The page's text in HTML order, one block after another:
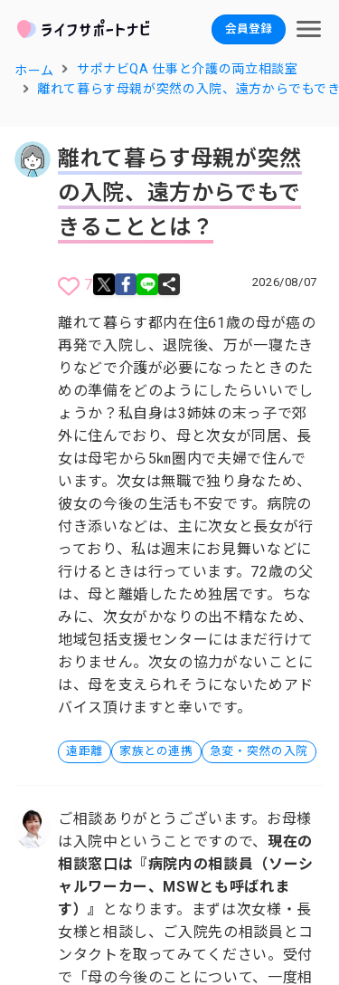
会員登録
ホーム
サポナビQA 仕事と介護の両立相談室
離れて暮らす母親が突然の入院、遠方からでもで
離れて暮らす母親が突然
の入院、遠方からでもで
きることとは？
7 2026/08/07
離れて暮らす都内在住61歳の母が癌の
再発で入院し、退院後、万が一寝たき
りなどで介護が必要になったときのた
めの準備をどのようにしたらいいでし
ょうか？私自身は3姉妹の末っ子で郊
外に住んでおり、母と次女が同居、長
女は母宅から5㎞圏内で夫婦で住んで
います。次女は無職で独り身なため、
彼女の今後の生活も不安です。病院の
付き添いなどは、主に次女と長女が行
っており、私は週末にお見舞いなどに
行けるときは行っています。72歳の父
は、母と離婚したため独居です。ちな
みに、次女がかなりの出不精なため、
地域包括支援センターにはまだ行けて
おりません。次女の協力がないことに
は、母を支えられそうにないためアド
バイス頂けますと幸いです。
遠距離 家族との連携 急変・突然の入院
ご相談ありがとうございます。お母様
は入院中ということですので、 現在の
相談窓口は『病院内の相談員（ソーシ
ャルワーカー、MSWとも呼ばれま
す）』
となります。まずは次女様・長
女様と相談し、ご入院先の相談員とコ
ンタクトを取ってみてください。受付
で「母の今後のことについて、一度相